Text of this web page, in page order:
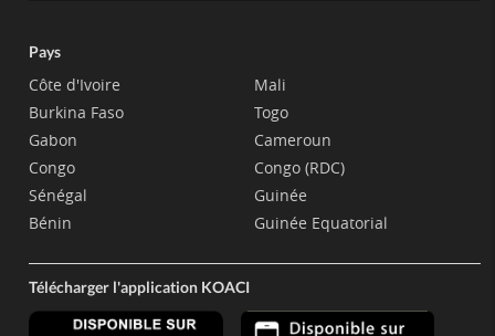
Pays
Côte d'Ivoire
Burkina Faso
Gabon
Congo
Sénégal
Bénin
Mali
Togo
Cameroun
Congo (RDC)
Guinée
Guinée Equatorial
Télécharger l'application KOACI